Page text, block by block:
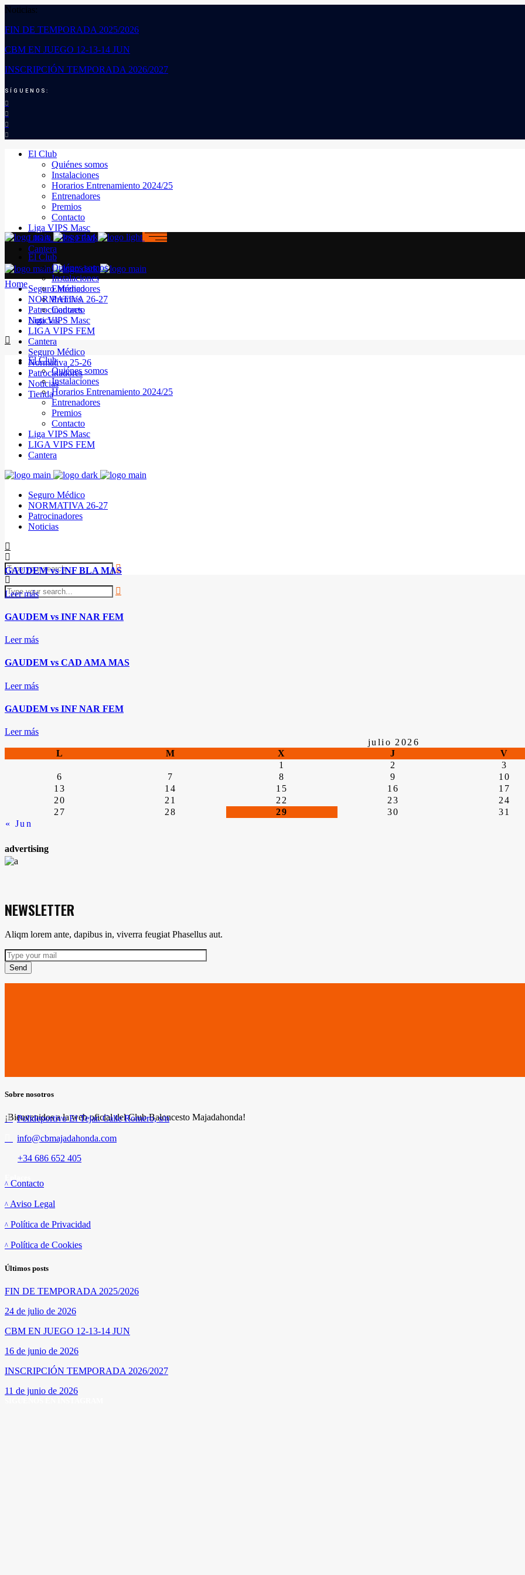
Noticias:
FIN DE TEMPORADA 2025/2026
CBM EN JUEGO 12-13-14 JUN
INSCRIPCIÓN TEMPORADA 2026/2027
SÍGUENOS:
El Club
Quiénes somos
Instalaciones
Horarios Entrenamiento 2024/25
Entrenadores
Premios
Contacto
Liga VIPS Masc
LIGA VIPS FEM
Cantera
Seguro Médico
NORMATIVA 26-27
Patrocinadores
Noticias
El Club
Quiénes somos
Instalaciones
Horarios Entrenamiento 2024/25
Entrenadores
Premios
Contacto
Liga VIPS Masc
LIGA VIPS FEM
Cantera
Seguro Médico
NORMATIVA 26-27
Patrocinadores
Noticias
El Club
Quiénes somos
Instalaciones
Entrenadores
Premios
Contacto
Liga VIPS Masc
LIGA VIPS FEM
Cantera
Seguro Médico
Normativa 25-26
Patrocinadores
Noticias
Tienda
Home
GAUDEM vs INF BLA MAS
Leer más
GAUDEM vs INF NAR FEM
Leer más
GAUDEM vs CAD AMA MAS
Leer más
GAUDEM vs INF NAR FEM
Leer más
julio 2026
L
M X J V
« Jun
1 2 3
6
7 8 9 10
13
14 15 16 17
20
21 22 23 24
27
28 29 30 31
advertising
NEWSLETTER
Aliqm lorem ante, dapibus in, viverra feugiat Phasellus aut.
Send
Sobre nosotros
¡Bienvenidos a la web oficial del Club Baloncesto Majadahonda!
Polideportivo El Tejar. Calle Romero, s/n
info@cbmajadahonda.com
+34 686 652 405
Contacto
Aviso Legal
Política de Privacidad
Política de Cookies
Últimos posts
FIN DE TEMPORADA 2025/2026
24 de julio de 2026
CBM EN JUEGO 12-13-14 JUN
16 de junio de 2026
INSCRIPCIÓN TEMPORADA 2026/2027
11 de junio de 2026